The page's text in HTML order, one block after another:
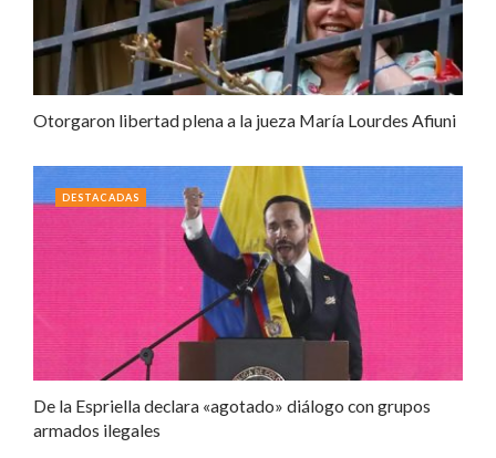
Otorgaron libertad plena a la jueza María Lourdes Afiuni
De la Espriella declara «agotado» diálogo con grupos
armados ilegales
DESTACADAS